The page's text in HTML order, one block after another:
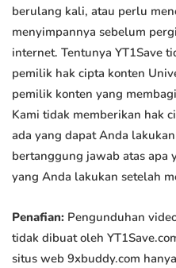
berulang kali, atau perlu
menyimpannya sebelum
internet. Tentunya YT1Save
pemilik hak cipta konten
pemilik konten yang
Kami tidak memberikan hak
ada yang dapat Anda
bertanggung jawab atas apa
yang Anda lakukan setelah
Penafian: Pengunduhan
tidak dibuat oleh
situs web 9xbuddy.com